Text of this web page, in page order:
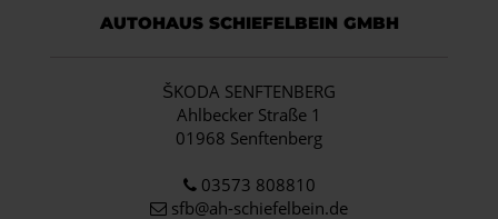
AUTOHAUS SCHIEFELBEIN GMBH
ŠKODA SENFTENBERG
Ahlbecker Straße 1
01968 Senftenberg
03573 808810
sfb@ah-schiefelbein.de